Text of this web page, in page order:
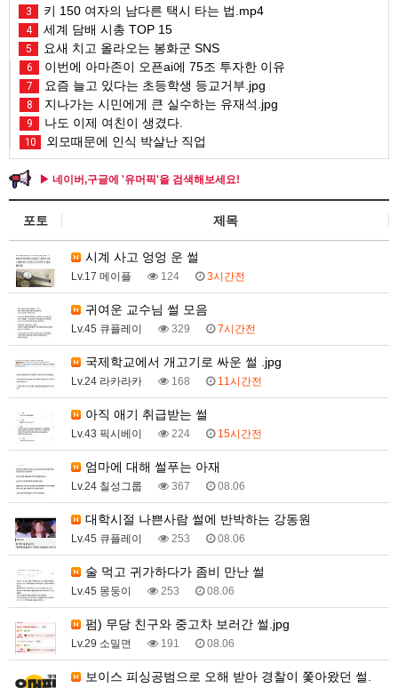
3 키 150 여자의 남다른 택시 타는 법.mp4
4 세계 담배 시총 TOP 15
5 요새 치고 올라오는 봉화군 SNS
6 이번에 아마존이 오픈ai에 75조 투자한 이유
7 요즘 늘고 있다는 초등학생 등교거부.jpg
8 지나가는 시민에게 큰 실수하는 유재석.jpg
9 나도 이제 여친이 생겼다.
10 외모때문에 인식 박살난 직업
▶ 네이버,구글에 '유머픽'을 검색해보세요!
포토 제목
시계 사고 엉엉 운 썰
Lv.17 메이플 124 3시간전
귀여운 교수님 썰 모음
Lv.45 큐플레이 329 7시간전
국제학교에서 개고기로 싸운 썰 .jpg
Lv.24 라카라카 168 11시간전
아직 애기 취급받는 썰
Lv.43 픽시베이 224 15시간전
엄마에 대해 썰푸는 아재
Lv.24 칠성그룹 367 08.06
대학시절 나쁜사람 썰에 반박하는 강동원
Lv.45 큐플레이 253 08.06
술 먹고 귀가하다가 좀비 만난 썰
Lv.45 몽둥이 253 08.06
펌) 무당 친구와 중고차 보러간 썰.jpg
Lv.29 소밀면 191 08.06
보이스 피싱공범으로 오해 받아 경찰이 쫓아왔던 썰.